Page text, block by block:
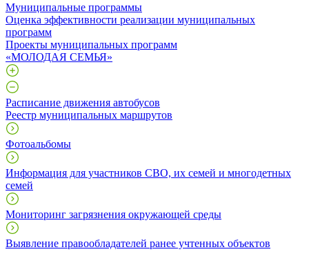
Муниципальные программы
Оценка эффективности реализации муниципальных
программ
Проекты муниципальных программ
«МОЛОДАЯ СЕМЬЯ»
Расписание движения автобусов
Реестр муниципальных маршрутов
Фотоальбомы
Информация для участников СВО, их семей и многодетных
семей
Мониторинг загрязнения окружающей среды
Выявление правообладателей ранее учтенных объектов